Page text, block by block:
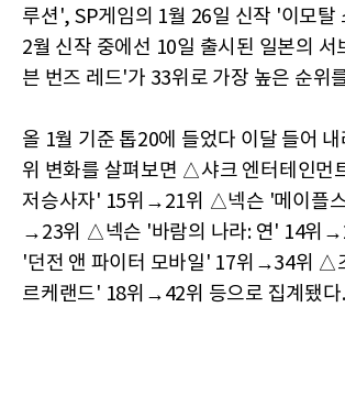
루션', SP게임의 1월 26일 신작 '이모탈
2월 신작 중에선 10일 출시된 일본의 서
븐 번즈 레드'가 33위로 가장 높은 순위
올 1월 기준 톱20에 들었다 이달 들어
위 변화를 살펴보면 △샤크 엔터테인먼
저승사자' 15위→21위 △넥슨 '메이플
→23위 △넥슨 '바람의 나라: 연' 14위
'던전 앤 파이터 모바일' 17위→34위 △
르케랜드' 18위→42위 등으로 집계됐다.